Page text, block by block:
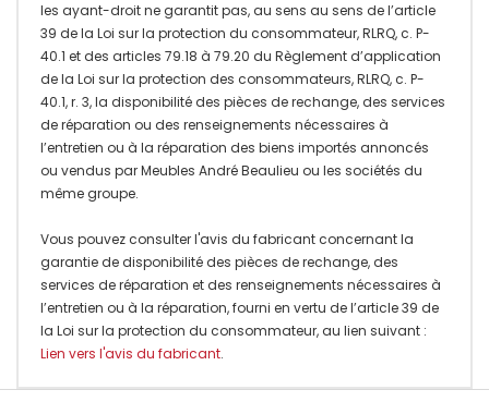
les ayant-droit ne garantit pas, au sens au sens de l’article
39 de la Loi sur la protection du consommateur, RLRQ, c. P-
40.1 et des articles 79.18 à 79.20 du Règlement d’application
de la Loi sur la protection des consommateurs, RLRQ, c. P-
40.1, r. 3, la disponibilité des pièces de rechange, des services
de réparation ou des renseignements nécessaires à
l’entretien ou à la réparation des biens importés annoncés
ou vendus par Meubles André Beaulieu ou les sociétés du
même groupe.
Vous pouvez consulter l'avis du fabricant concernant la
garantie de disponibilité des pièces de rechange, des
services de réparation et des renseignements nécessaires à
l’entretien ou à la réparation, fourni en vertu de l’article 39 de
la Loi sur la protection du consommateur, au lien suivant :
Lien vers l'avis du fabricant.